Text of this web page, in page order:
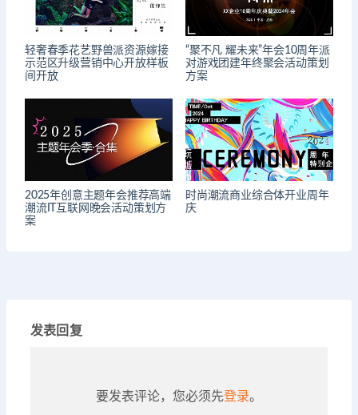
轻奢春季花艺野兽派资源嫁接
示范区升级营销中心开放样板
间开放
“聚不凡 耀未来”年会10周年派
对游戏团建年终聚会活动策划
方案
2025年创意主题年会推荐高端
潮流IT互联网晚会活动策划方
案
时尚潮流商业综合体开业周年
庆
发表回复
要发表评论，您必须先登录。